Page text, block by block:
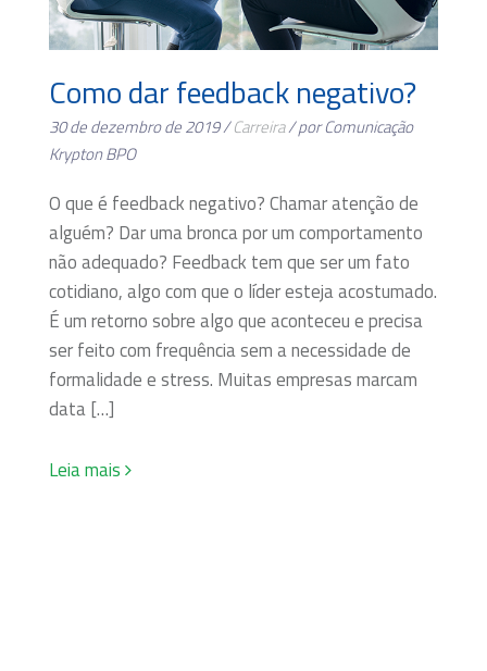
Como dar feedback negativo?
30 de dezembro de 2019 /Carreira/ por Comunicação
Krypton BPO
O que é feedback negativo? Chamar atenção de
alguém? Dar uma bronca por um comportamento
não adequado? Feedback tem que ser um fato
cotidiano, algo com que o líder esteja acostumado.
É um retorno sobre algo que aconteceu e precisa
ser feito com frequência sem a necessidade de
formalidade e stress. Muitas empresas marcam
data […]
Leia mais